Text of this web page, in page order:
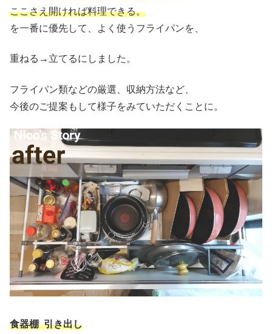
ここさえ開ければ料理できる。
を一番に優先して、よく使うフライパンを、
重ねる→立てるにしました。
フライパン類などの厳選、収納方法など、
今後のご提案もして様子をみていただくことに。
食器棚 引き出し